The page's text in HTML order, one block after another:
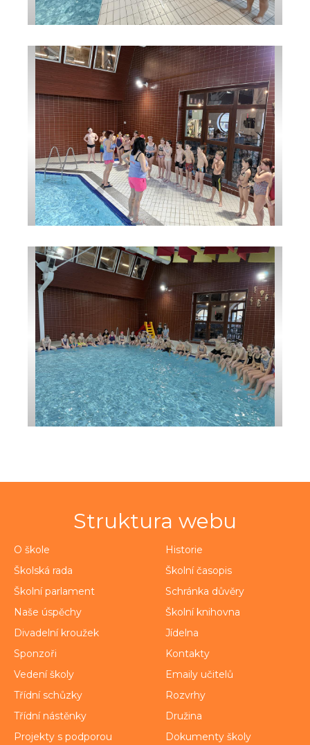
Struktura webu
O škole
Historie
Školská rada
Školní časopis
Školní parlament
Schránka důvěry
Naše úspěchy
Školní knihovna
Divadelní kroužek
Jídelna
Sponzoři
Kontakty
Vedení školy
Emaily učitelů
Třídní schůzky
Rozvrhy
Třídní nástěnky
Družina
Projekty s podporou
Dokumenty školy